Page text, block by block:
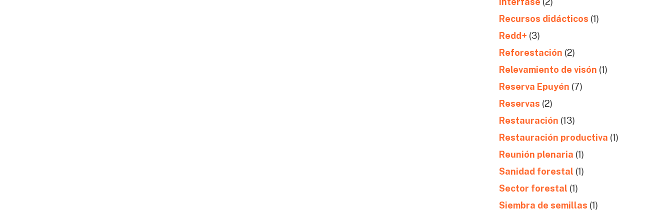
Recursos didácticos (1)
Redd+ (3)
Reforestación (2)
Relevamiento de visón (1)
Reserva Epuyén (7)
Reservas (2)
Restauración (13)
Restauración productiva (1)
Reunión plenaria (1)
Sanidad forestal (1)
Sector forestal (1)
Siembra de semillas (1)